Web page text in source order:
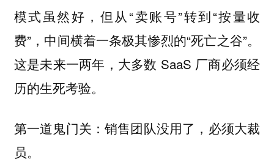
模式虽然好，但从“卖账号”转到“按量收
费”，中间横着一条极其惨烈的“死亡之谷”。
这是未来一两年，大多数 SaaS 厂商必须经
历的生死考验。
第一道鬼门关：销售团队没用了，必须大裁
员。